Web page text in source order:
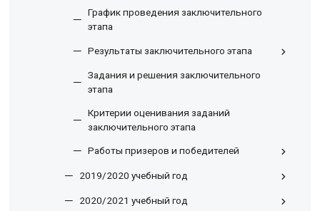
График проведения заключительного
этапа
Результаты заключительного этапа
Задания и решения заключительного
этапа
Критерии оценивания заданий
заключительного этапа
Работы призеров и победителей
2019/2020 учебный год
2020/2021 учебный год